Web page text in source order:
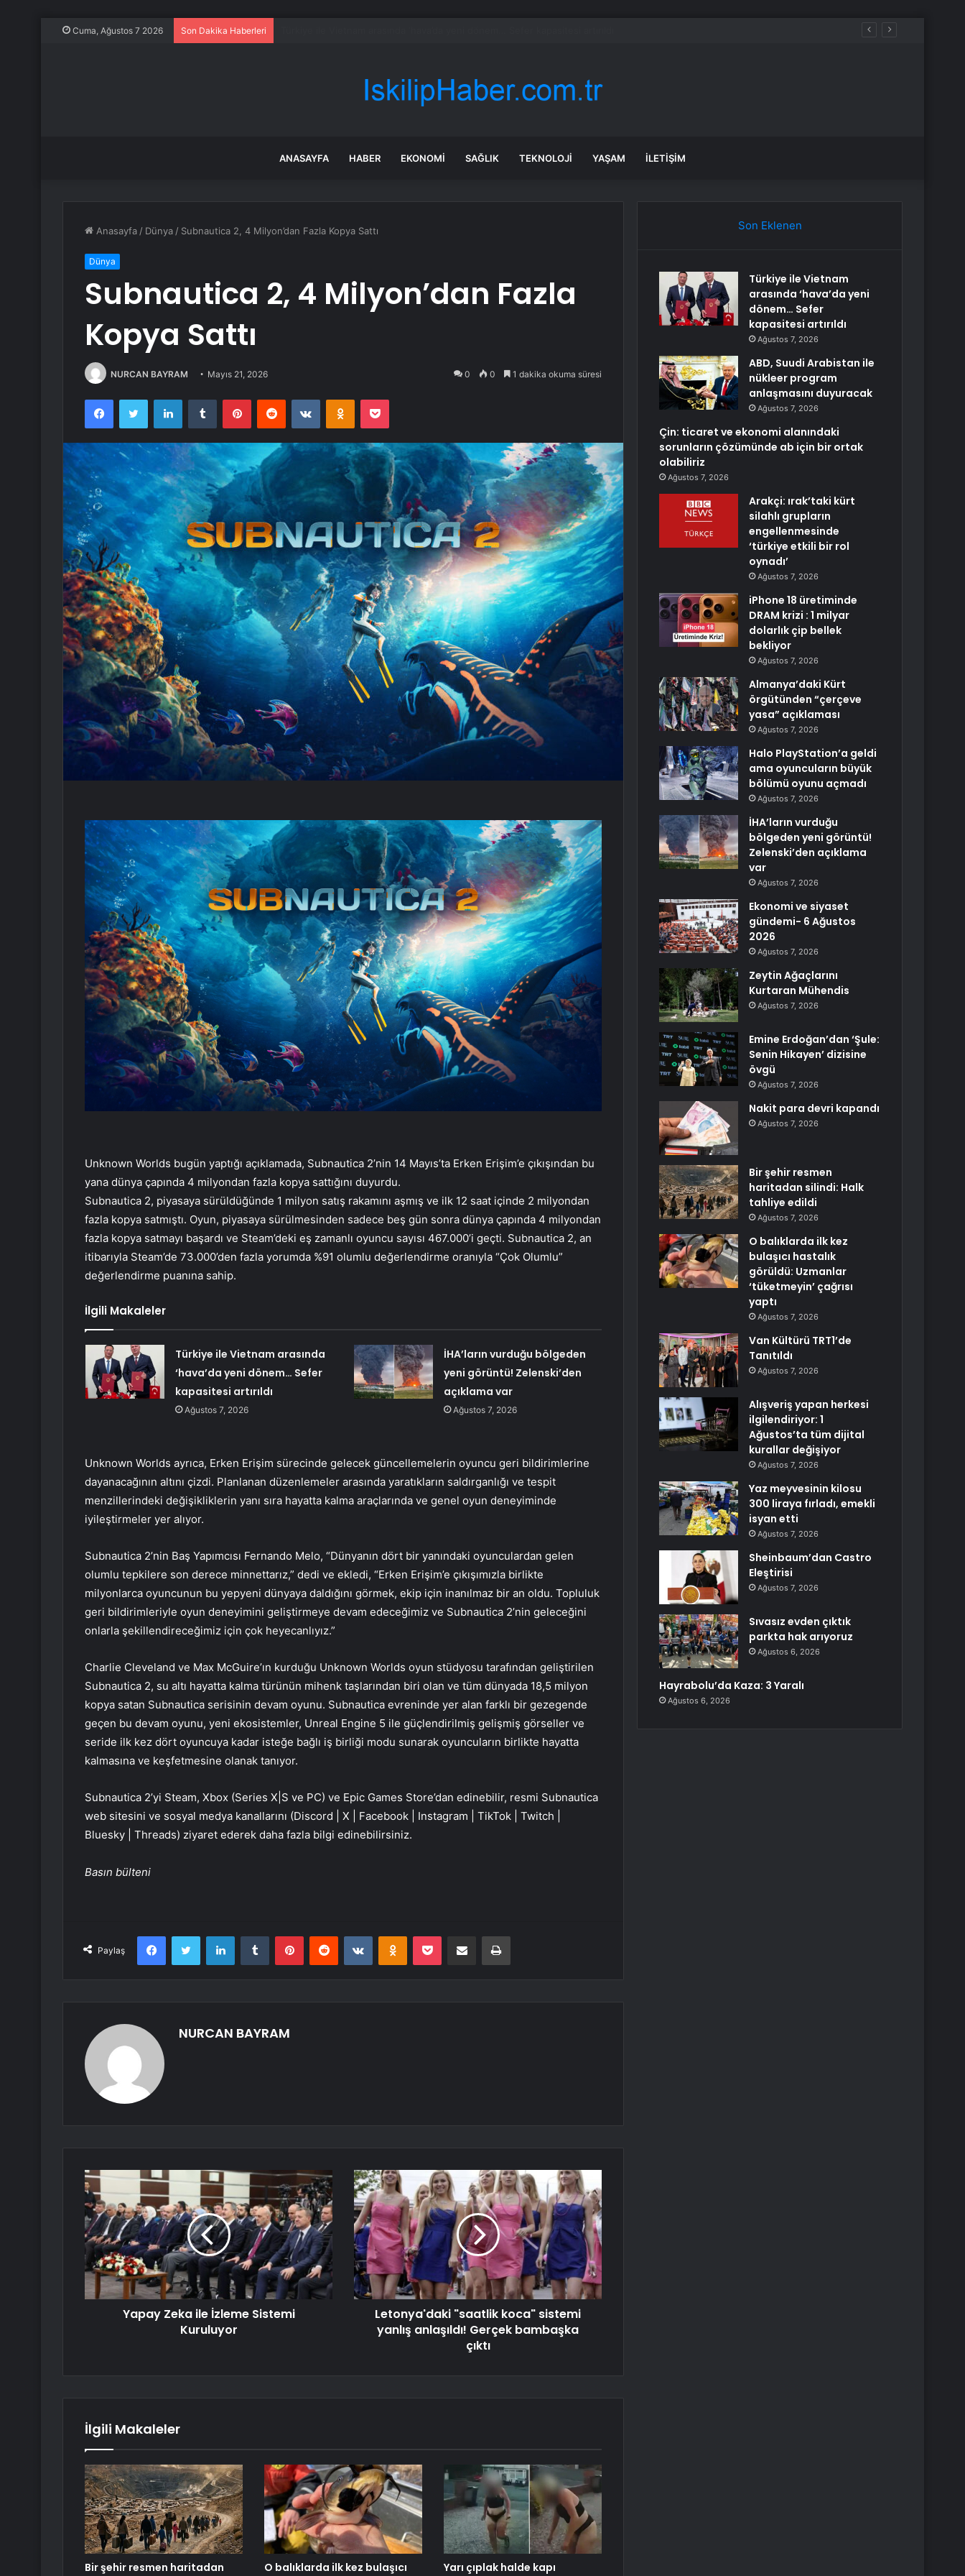
Cuma, Ağustos 7 2026 Son Dakika Haberleri
ANASAYFA HABER EKONOMI SAĞLIK TEKNOLOJI YAŞAM İLETIŞIM
Anasayfa / Dünya / Subnautica 2, 4 Milyon’dan Fazla Kopya Sattı
Dünya
Subnautica 2, 4 Milyon’dan Fazla
Kopya Sattı
NURCAN BAYRAM Mayıs 21, 2026 0 0 1 dakika okuma süresi
FacebookTwitter LinkedInTumblr PinterestReddit VKontakteOdnoklassniki
Pocket
Unknown Worlds bugün yaptığı açıklamada, Subnautica 2’nin 14 Mayıs’ta Erken Erişim’e çıkışından bu
yana dünya çapında 4 milyondan fazla kopya sattığını duyurdu.
Subnautica 2, piyasaya sürüldüğünde 1 milyon satış rakamını aşmış ve ilk 12 saat içinde 2 milyondan
fazla kopya satmıştı. Oyun, piyasaya sürülmesinden sadece beş gün sonra dünya çapında 4 milyondan
fazla kopya satmayı başardı ve Steam’deki eş zamanlı oyuncu sayısı 467.000’i geçti. Subnautica 2, an
itibarıyla Steam’de 73.000’den fazla yorumda %91 olumlu değerlendirme oranıyla “Çok Olumlu”
değerlendirme puanına sahip.
İlgili Makaleler
Türkiye ile Vietnam arasında
‘hava’da yeni dönem… Sefer
kapasitesi artırıldı
Ağustos 7, 2026
İHA’ların vurduğu bölgeden
yeni görüntü! Zelenski’den
açıklama var
Ağustos 7, 2026
Unknown Worlds ayrıca, Erken Erişim sürecinde gelecek güncellemelerin oyuncu geri bildirimlerine
dayanacağının altını çizdi. Planlanan düzenlemeler arasında yaratıkların saldırganlığı ve tespit
menzillerindeki değişikliklerin yanı sıra hayatta kalma araçlarında ve genel oyun deneyiminde
iyileştirmeler yer alıyor.
Subnautica 2’nin Baş Yapımcısı Fernando Melo, “Dünyanın dört bir yanındaki oyunculardan gelen
olumlu tepkilere son derece minnettarız,” dedi ve ekledi, “Erken Erişim’e çıkışımızla birlikte
milyonlarca oyuncunun bu yepyeni dünyaya daldığını görmek, ekip için inanılmaz bir an oldu. Topluluk
geri bildirimleriyle oyun deneyimini geliştirmeye devam edeceğimiz ve Subnautica 2’nin geleceğini
onlarla şekillendireceğimiz için çok heyecanlıyız.”
Charlie Cleveland ve Max McGuire’ın kurduğu Unknown Worlds oyun stüdyosu tarafından geliştirilen
Subnautica 2, su altı hayatta kalma türünün mihenk taşlarından biri olan ve tüm dünyada 18,5 milyon
kopya satan Subnautica serisinin devam oyunu. Subnautica evreninde yer alan farklı bir gezegende
geçen bu devam oyunu, yeni ekosistemler, Unreal Engine 5 ile güçlendirilmiş gelişmiş görseller ve
seride ilk kez dört oyuncuya kadar isteğe bağlı iş birliği modu sunarak oyuncuların birlikte hayatta
kalmasına ve keşfetmesine olanak tanıyor.
Subnautica 2’yi Steam, Xbox (Series X|S ve PC) ve Epic Games Store’dan edinebilir, resmi Subnautica
web sitesini ve sosyal medya kanallarını (Discord | X | Facebook | Instagram | TikTok | Twitch |
Bluesky | Threads) ziyaret ederek daha fazla bilgi edinebilirsiniz.
Basın bülteni
Paylaş
FacebookTwitter LinkedInTumblr PinterestReddit VKontakteOdnoklassniki
Pocket E-Posta ile paylaş Yazdır
NURCAN BAYRAM
Yapay Zeka ile İzleme Sistemi
Kuruluyor
Letonya'daki "saatlik koca" sistemi
yanlış anlaşıldı! Gerçek bambaşka
çıktı
İlgili Makaleler
Bir şehir resmen haritadan
O balıklarda ilk kez bulaşıcı
Yarı çıplak halde kapı
Son Eklenen
Türkiye ile Vietnam
arasında ‘hava’da yeni
dönem… Sefer
kapasitesi artırıldı
Ağustos 7, 2026
ABD, Suudi Arabistan ile
nükleer program
anlaşmasını duyuracak
Ağustos 7, 2026
Çin: ticaret ve ekonomi alanındaki
sorunların çözümünde ab için bir ortak
olabiliriz
Ağustos 7, 2026
Arakçi: ırak’taki kürt
silahlı grupların
engellenmesinde
‘türkiye etkili bir rol
oynadı’
Ağustos 7, 2026
iPhone 18 üretiminde
DRAM krizi : 1 milyar
dolarlık çip bellek
bekliyor
Ağustos 7, 2026
Almanya’daki Kürt
örgütünden “çerçeve
yasa” açıklaması
Ağustos 7, 2026
Halo PlayStation’a geldi
ama oyuncuların büyük
bölümü oyunu açmadı
Ağustos 7, 2026
İHA’ların vurduğu
bölgeden yeni görüntü!
Zelenski’den açıklama
var
Ağustos 7, 2026
Ekonomi ve siyaset
gündemi- 6 Ağustos
2026
Ağustos 7, 2026
Zeytin Ağaçlarını
Kurtaran Mühendis
Ağustos 7, 2026
Emine Erdoğan’dan ‘Şule:
Senin Hikayen’ dizisine
övgü
Ağustos 7, 2026
Nakit para devri kapandı
Ağustos 7, 2026
Bir şehir resmen
haritadan silindi: Halk
tahliye edildi
Ağustos 7, 2026
O balıklarda ilk kez
bulaşıcı hastalık
görüldü: Uzmanlar
‘tüketmeyin’ çağrısı
yaptı
Ağustos 7, 2026
Van Kültürü TRT1’de
Tanıtıldı
Ağustos 7, 2026
Alışveriş yapan herkesi
ilgilendiriyor: 1
Ağustos’ta tüm dijital
kurallar değişiyor
Ağustos 7, 2026
Yaz meyvesinin kilosu
300 liraya fırladı, emekli
isyan etti
Ağustos 7, 2026
Sheinbaum’dan Castro
Eleştirisi
Ağustos 7, 2026
Sıvasız evden çıktık
parkta hak arıyoruz
Ağustos 6, 2026
Hayrabolu’da Kaza: 3 Yaralı
Ağustos 6, 2026